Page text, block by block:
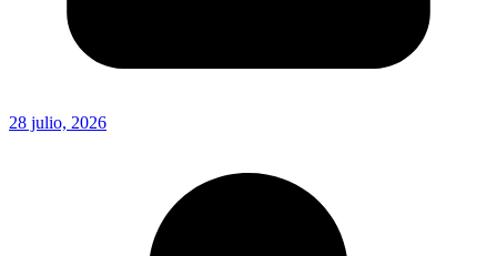
28 julio, 2026